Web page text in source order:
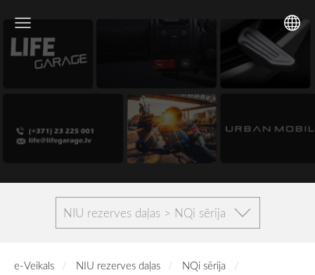
NIU rezerves daļas > NQi sērija
e-Veikals NIU rezerves daļas
NQi sērija